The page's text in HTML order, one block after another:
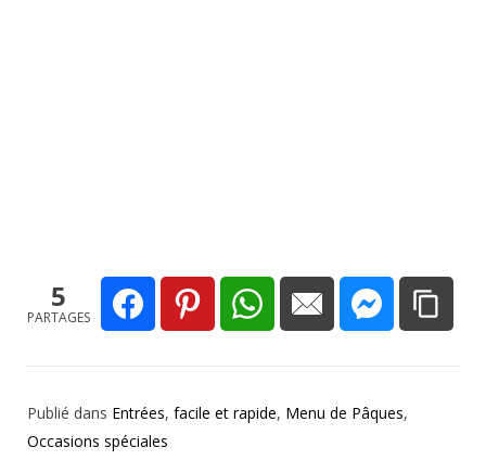
5
PARTAGES
Publié dans Entrées, facile et rapide, Menu de Pâques,
Occasions spéciales